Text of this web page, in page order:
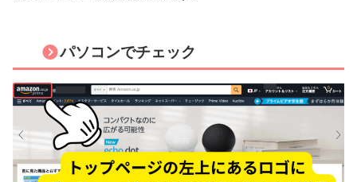
パソコンでチェック